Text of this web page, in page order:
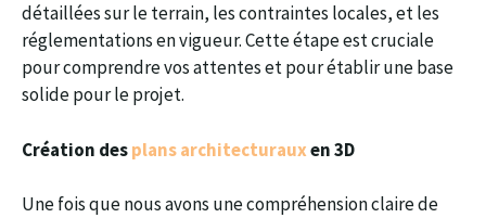
détaillées sur le terrain, les contraintes locales, et les
réglementations en vigueur. Cette étape est cruciale
pour comprendre vos attentes et pour établir une base
solide pour le projet.
Création desplans architecturauxen 3D
Une fois que nous avons une compréhension claire de